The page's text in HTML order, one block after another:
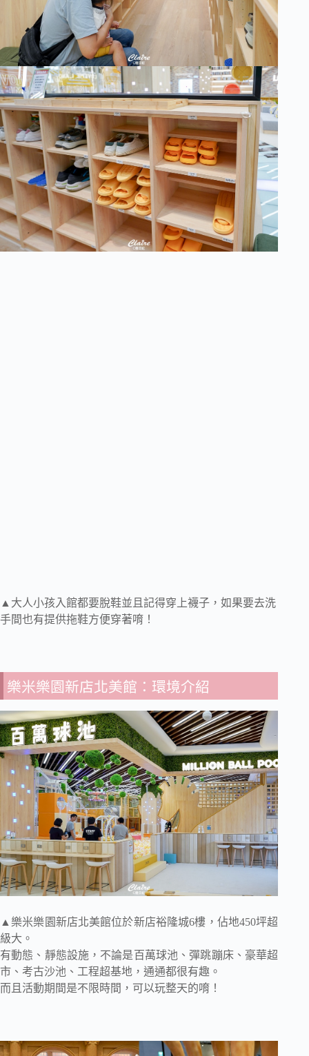
▲大人小孩入館都要脫鞋並且記得穿上襪子，如果要去洗
手間也有提供拖鞋方便穿著唷！
樂米樂園新店北美館：環境介紹
▲樂米樂園新店北美館位於新店裕隆城6樓，佔地450坪超
級大。
有動態、靜態設施，不論是百萬球池、彈跳蹦床、豪華超
市、考古沙池、工程超基地，通通都很有趣。
而且活動期間是不限時間，可以玩整天的唷！